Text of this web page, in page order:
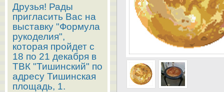
Друзья! Рады
пригласить Вас на
выставку "Формула
рукоделия",
которая пройдет с
18 по 21 декабря в
ТВК "Тишинский" по
адресу Тишинская
площадь, 1.